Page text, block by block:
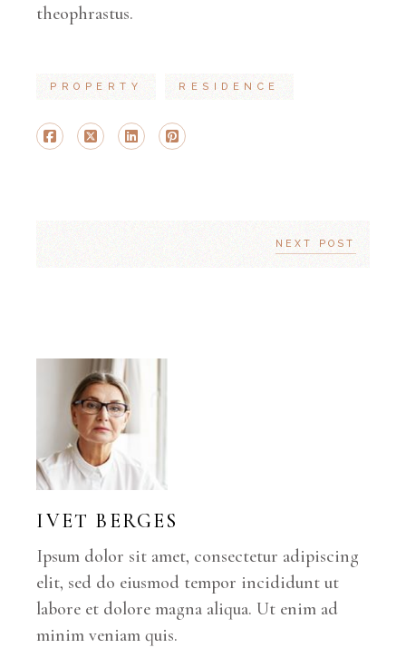
theophrastus.
PROPERTY RESIDENCE
NEXT POST
IVET BERGES
Ipsum dolor sit amet, consectetur adipiscing
elit, sed do eiusmod tempor incididunt ut
labore et dolore magna aliqua. Ut enim ad
minim veniam quis.